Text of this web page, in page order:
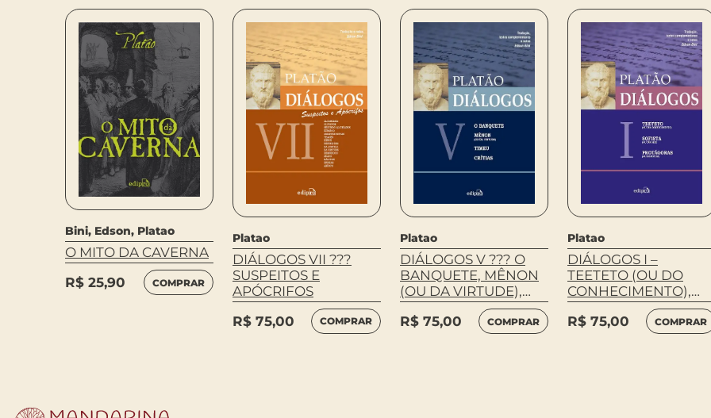
Bini, Edson, Platao
O MITO DA CAVERNA
R$ 25,90 COMPRAR
Platao
DIÁLOGOS VII ???
SUSPEITOS E
APÓCRIFOS
R$ 75,00 COMPRAR
Platao
DIÁLOGOS V ??? O
BANQUETE, MÊNON
(OU DA VIRTUDE),
TIMEU, CRÍTIAS
R$ 75,00 COMPRAR
Platao
DIÁLOGOS I –
TEETETO (OU DO
CONHECIMENTO),
SOFISTA (OU DO
PROTÁGORAS (OU
R$ 75,00 COMPRAR